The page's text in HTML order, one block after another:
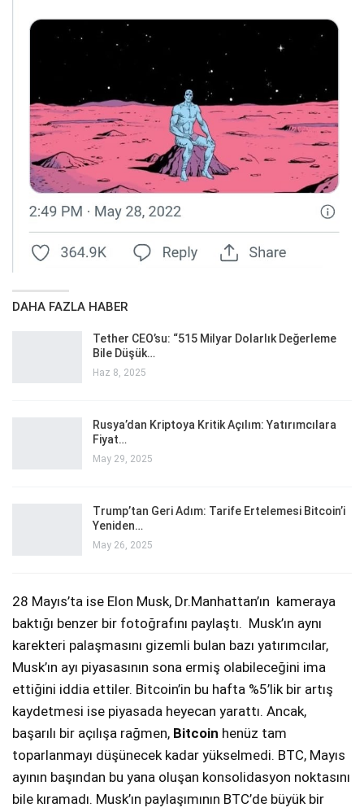
DAHA FAZLA HABER
Tether CEO’su: “515 Milyar Dolarlık Değerleme
Bile Düşük…
Haz 8, 2025
Rusya’dan Kriptoya Kritik Açılım: Yatırımcılara
Fiyat…
May 29, 2025
Trump’tan Geri Adım: Tarife Ertelemesi Bitcoin’i
Yeniden…
May 26, 2025
28 Mayıs’ta ise Elon Musk, Dr.Manhattan’ın kameraya
baktığı benzer bir fotoğrafını paylaştı. Musk’ın aynı
karekteri palaşmasını gizemli bulan bazı yatırımcılar,
Musk’ın ayı piyasasının sona ermiş olabileceğini ima
ettiğini iddia ettiler. Bitcoin’in bu hafta %5’lik bir artış
kaydetmesi ise piyasada heyecan yarattı. Ancak,
başarılı bir açılışa rağmen, Bitcoin henüz tam
toparlanmayı düşünecek kadar yükselmedi. BTC, Mayıs
ayının başından bu yana oluşan konsolidasyon noktasını
bile kıramadı. Musk’ın paylaşımının BTC’de büyük bir